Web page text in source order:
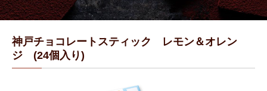
神戸チョコレートスティック レモン＆オレン
ジ (24個入り)